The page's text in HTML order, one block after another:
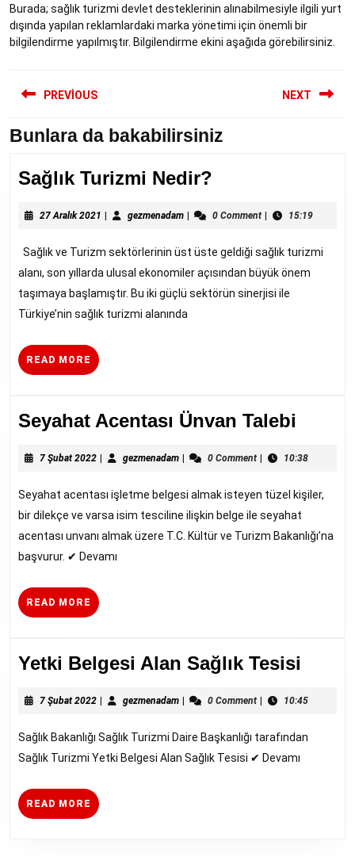
Burada; sağlık turizmi devlet desteklerinin alınabilmesiyle ilgili yurt
dışında yapılan reklamlardaki marka yönetimi için önemli bir
bilgilendirme yapılmıştır. Bilgilendirme ekini aşağıda görebilirsiniz.
gezinmesi
PREVIOUS
Previous
NEXT
Next
Bunlara da bakabilirsiniz
Sağlık Turizmi Nedir?
Nedir?
27 Aralık 2021 27| gezmenadamgezmenadam
| 0 Comment | 15:19
Sağlık ve Turizm sektörlerinin üst üste geldiği sağlık turizmi
alanı, son yıllarda ulusal ekonomiler açısından büyük önem
taşımaya başlamıştır. Bu iki güçlü sektörün sinerjisi ile
Türkiye’nin sağlık turizmi alanında
READ MORE READ
MORE
Seyahat Acentası Ünvan Talebi
Ünvan
Talebi
7 Şubat 20227| gezmenadamgezmenadam
| 0 Comment | 10:38
Seyahat acentası işletme belgesi almak isteyen tüzel kişiler,
bir dilekçe ve varsa isim tesciline ilişkin belge ile seyahat
acentası unvanı almak üzere T.C. Kültür ve Turizm Bakanlığı’na
başvurur. ✔︎ Devamı
READ MORE READ
MORE
Yetki Belgesi Alan Sağlık Tesisi
Alan
7 Şubat 20227| gezmenadamgezmenadam
| 0 Comment | 10:45
Sağlık Bakanlığı Sağlık Turizmi Daire Başkanlığı tarafından
Sağlık Turizmi Yetki Belgesi Alan Sağlık Tesisi ✔︎ Devamı
READ MORE READ
MORE